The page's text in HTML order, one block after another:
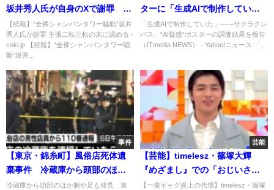
坂井秀人氏が自身のXで謝罪 主
張二転三転の末に認める
【続報】“全裸シャンパンタワー騒動”坂井
秀人氏が謝罪 主張二転三転の末に認める -
coki.jp 【続報】“全裸シャンパンタワー騒
動”坂井...
ターに「生成AIで制作してい
た」――“AI疑惑”ポスターの調
査結果を報告
「生成AIで制作していた」――サクラクレ
パス、“AI疑惑”ポスターの調査結果を報告
（ITmedia NEWS） - Yahoo!ニュース 「...
事件
【東京・錦糸町】風俗店死体遺
棄事件 冷蔵庫から頭部のほか
腕や足も発見 乳児の性別は不
冷蔵庫から頭部のほか腕や足も発見 東
芸能
【芸能】timelesz・篠塚大輝
『めざまし』での「おじいさん
にトドメ」騒動で新作『ドラえ
【一発ギャグ炎上の代償】timelesz・篠塚